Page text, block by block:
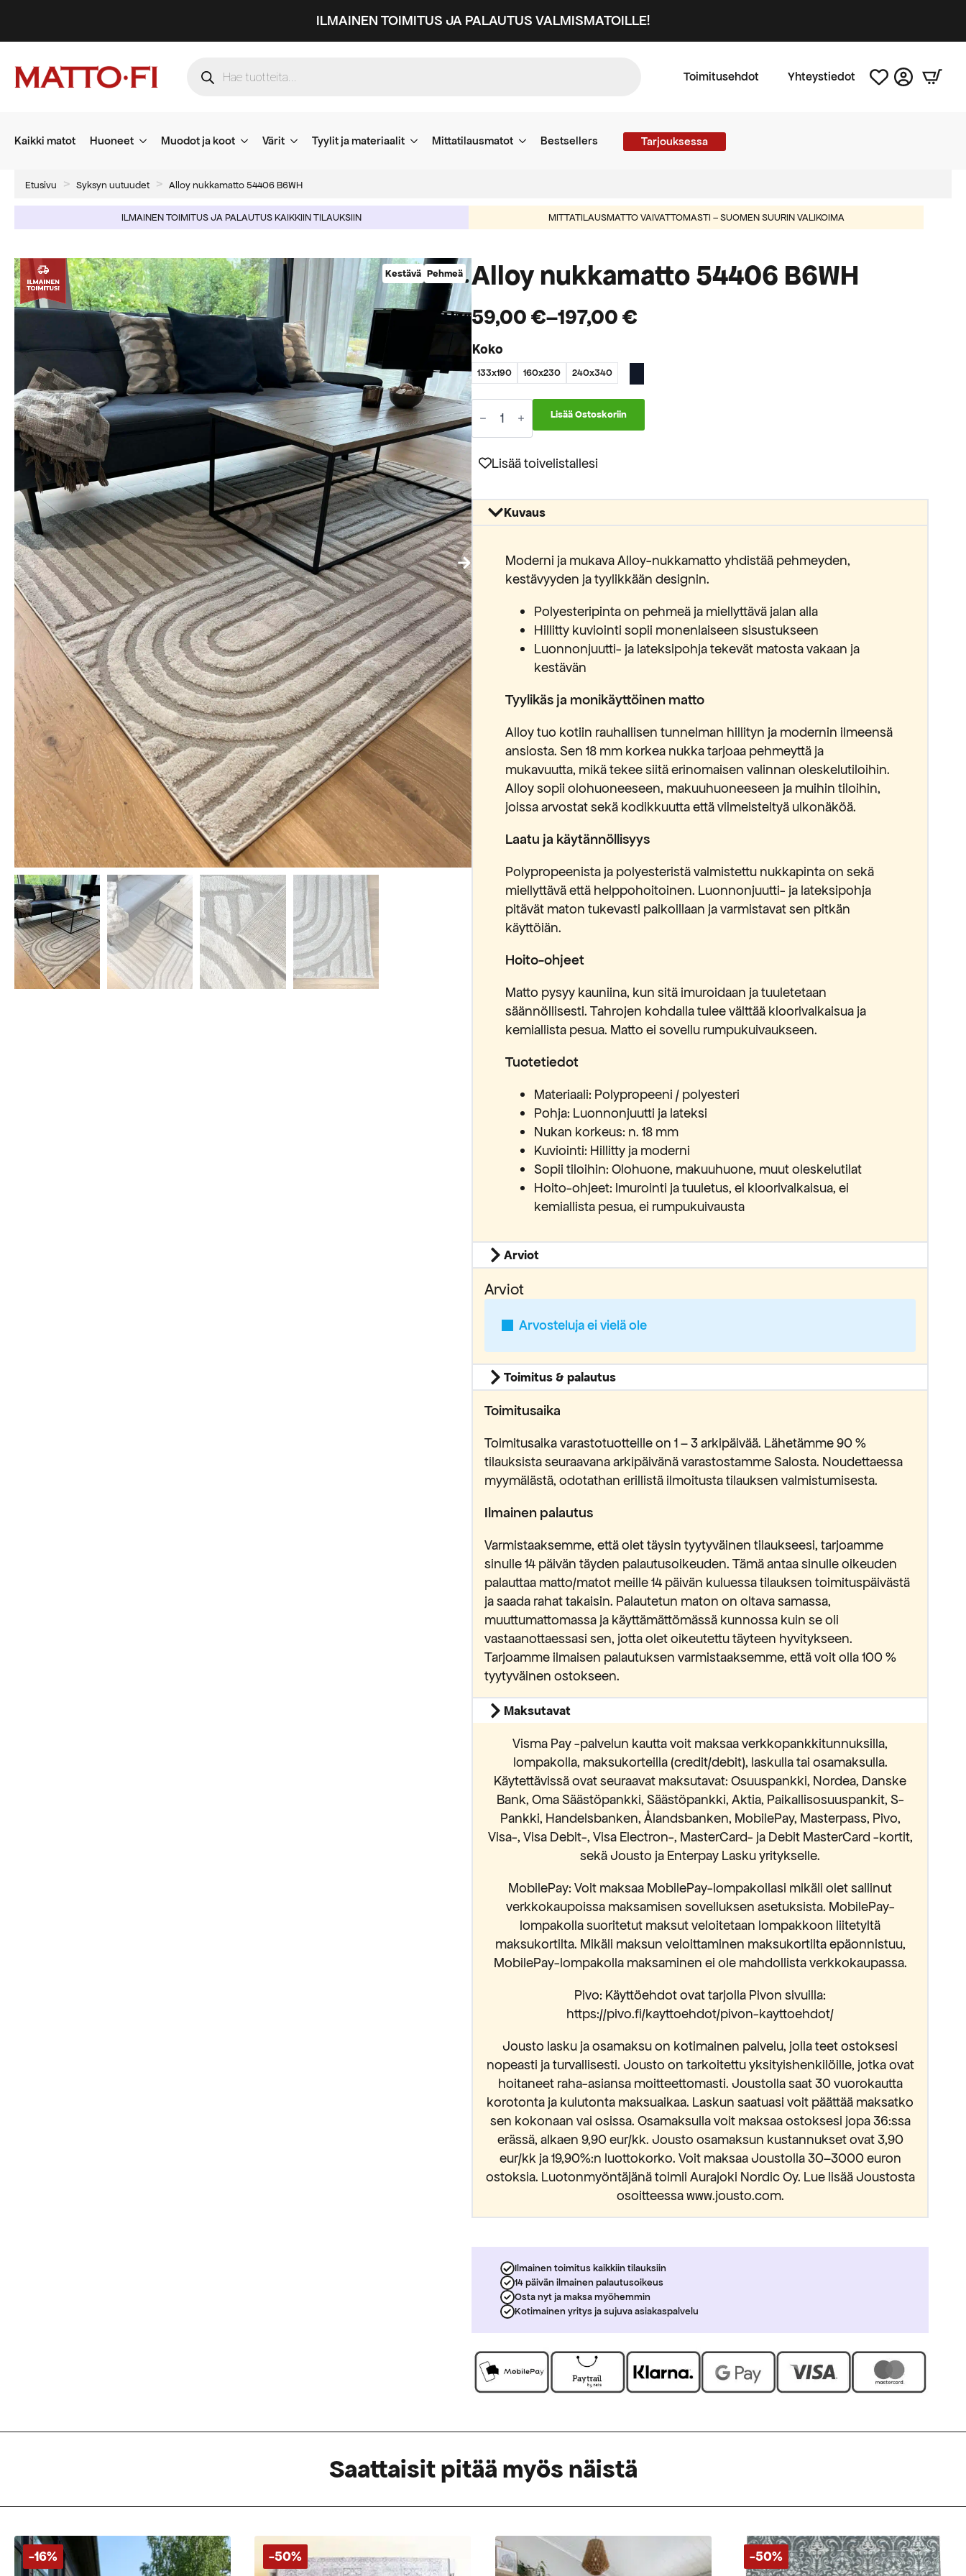
ILMAINEN TOIMITUS JA PALAUTUS VALMISMATOILLE!
search
Toimitusehdot Yhteystiedot
Kaikki matot Huoneet Muodot ja koot Värit Tyylit ja materiaalit Mittatilausmatot Bestsellers Tarjouksessa
Etusivu Syksyn uutuudet Alloy nukkamatto 54406 B6WH
ILMAINEN TOIMITUS JA PALAUTUS KAIKKIIN TILAUKSIIN MITTATILAUSMATTO VAIVATTOMASTI – SUOMEN SUURIN VALIKOIMA
Kestävä Pehmeä Alloy nukkamatto 54406 B6WH
59,00€–197,00€
Hintaluokka:
59,00 €
-
197,00 €
Koko
133x190 160x230 240x340
Alloy
nukkamatto
54406
B6WH
määrä
Lisää Ostoskoriin
Lisää toivelistallesi
Kuvaus
Moderni ja mukava Alloy-nukkamatto yhdistää pehmeyden,
kestävyyden ja tyylikkään designin.
Polyesteripinta on pehmeä ja miellyttävä jalan alla
Hillitty kuviointi sopii monenlaiseen sisustukseen
Luonnonjuutti- ja lateksipohja tekevät matosta vakaan ja
kestävän
Tyylikäs ja monikäyttöinen matto
Alloy tuo kotiin rauhallisen tunnelman hillityn ja modernin ilmeensä
ansiosta. Sen 18 mm korkea nukka tarjoaa pehmeyttä ja
mukavuutta, mikä tekee siitä erinomaisen valinnan oleskelutiloihin.
Alloy sopii olohuoneeseen, makuuhuoneeseen ja muihin tiloihin,
joissa arvostat sekä kodikkuutta että viimeisteltyä ulkonäköä.
Laatu ja käytännöllisyys
Polypropeenista ja polyesteristä valmistettu nukkapinta on sekä
miellyttävä että helppohoitoinen. Luonnonjuutti- ja lateksipohja
pitävät maton tukevasti paikoillaan ja varmistavat sen pitkän
käyttöiän.
Hoito-ohjeet
Matto pysyy kauniina, kun sitä imuroidaan ja tuuletetaan
säännöllisesti. Tahrojen kohdalla tulee välttää kloorivalkaisua ja
kemiallista pesua. Matto ei sovellu rumpukuivaukseen.
Tuotetiedot
Materiaali: Polypropeeni / polyesteri
Pohja: Luonnonjuutti ja lateksi
Nukan korkeus: n. 18 mm
Kuviointi: Hillitty ja moderni
Sopii tiloihin: Olohuone, makuuhuone, muut oleskelutilat
Hoito-ohjeet: Imurointi ja tuuletus, ei kloorivalkaisua, ei
kemiallista pesua, ei rumpukuivausta
Arviot
Arviot
Arvosteluja ei vielä ole
Toimitus & palautus
Toimitusaika
Toimitusaika varastotuotteille on 1 – 3 arkipäivää. Lähetämme 90 %
tilauksista seuraavana arkipäivänä varastostamme Salosta. Noudettaessa
myymälästä, odotathan erillistä ilmoitusta tilauksen valmistumisesta.
Ilmainen palautus
Varmistaaksemme, että olet täysin tyytyväinen tilaukseesi, tarjoamme
sinulle 14 päivän täyden palautusoikeuden. Tämä antaa sinulle oikeuden
palauttaa matto/matot meille 14 päivän kuluessa tilauksen toimituspäivästä
ja saada rahat takaisin. Palautetun maton on oltava samassa,
muuttumattomassa ja käyttämättömässä kunnossa kuin se oli
vastaanottaessasi sen, jotta olet oikeutettu täyteen hyvitykseen.
Tarjoamme ilmaisen palautuksen varmistaaksemme, että voit olla 100 %
tyytyväinen ostokseen.
Maksutavat
Visma Pay -palvelun kautta voit maksaa verkkopankkitunnuksilla,
lompakolla, maksukorteilla (credit/debit), laskulla tai osamaksulla.
Käytettävissä ovat seuraavat maksutavat: Osuuspankki, Nordea, Danske
Bank, Oma Säästöpankki, Säästöpankki, Aktia, Paikallisosuuspankit, S-
Pankki, Handelsbanken, Ålandsbanken, MobilePay, Masterpass, Pivo,
Visa-, Visa Debit-, Visa Electron-, MasterCard- ja Debit MasterCard -kortit,
sekä Jousto ja Enterpay Lasku yritykselle.
MobilePay: Voit maksaa MobilePay-lompakollasi mikäli olet sallinut
verkkokaupoissa maksamisen sovelluksen asetuksista. MobilePay-
lompakolla suoritetut maksut veloitetaan lompakkoon liitetyltä
maksukortilta. Mikäli maksun veloittaminen maksukortilta epäonnistuu,
MobilePay-lompakolla maksaminen ei ole mahdollista verkkokaupassa.
Pivo: Käyttöehdot ovat tarjolla Pivon sivuilla:
https://pivo.fi/kayttoehdot/pivon-kayttoehdot/
Jousto lasku ja osamaksu on kotimainen palvelu, jolla teet ostoksesi
nopeasti ja turvallisesti. Jousto on tarkoitettu yksityishenkilöille, jotka ovat
hoitaneet raha-asiansa moitteettomasti. Joustolla saat 30 vuorokautta
korotonta ja kulutonta maksuaikaa. Laskun saatuasi voit päättää maksatko
sen kokonaan vai osissa. Osamaksulla voit maksaa ostoksesi jopa 36:ssa
erässä, alkaen 9,90 eur/kk. Jousto osamaksun kustannukset ovat 3,90
eur/kk ja 19,90%:n luottokorko. Voit maksaa Joustolla 30–3000 euron
ostoksia. Luotonmyöntäjänä toimii Aurajoki Nordic Oy. Lue lisää Joustosta
osoitteessa www.jousto.com.
Ilmainen toimitus kaikkiin tilauksiin
14 päivän ilmainen palautusoikeus
Osta nyt ja maksa myöhemmin
Kotimainen yritys ja sujuva asiakaspalvelu
Saattaisit pitää myös näistä
-16% -50% -50%